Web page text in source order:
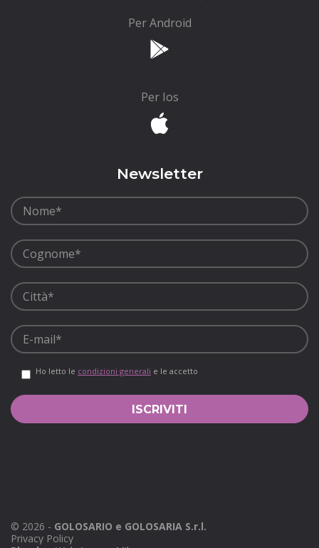
Per Android
Per Ios
Newsletter
Ho letto le condizioni generali e le accetto
© 2026 - GOLOSARIO e GOLOSARIA S.r.l.
Privacy Policy